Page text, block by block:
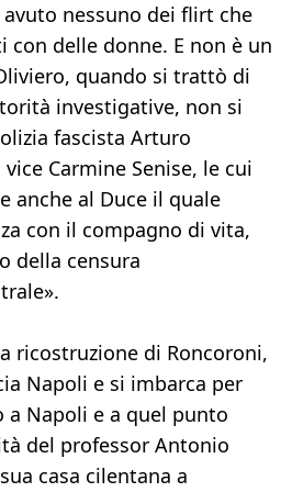
nessuno dei flirt che
delle donne. E non è un
quando si trattò di
investigative, non si
fascista Arturo
Carmine Senise, le cui
anche al Duce il quale
con il compagno di vita,
della censura
ricostruzione di Roncoroni,
Napoli e si imbarca per
Napoli e a quel punto
del professor Antonio
casa cilentana a